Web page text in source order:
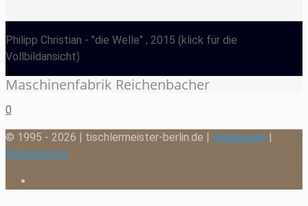
Philipp Christian - "die Welle" , 2015 (klick für die
Vollbildansicht)
Maschinenfabrik Reichenbacher
0
© 1995 - 2026 | tischlermeister-berlin.de | Impressum
Datenschutz